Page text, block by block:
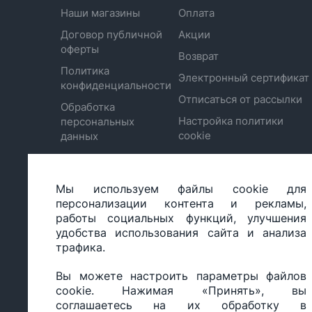
Наши магазины
Договор публичной
оферты
Политика
конфиденциальности
Обработка
персональных
данных
Оплата
Акции
Возврат
Электронный сертификат
Отписаться от рассылки
Настройка политики
cookie
ООО «БИГ СТАР», УНП 490986593
Юридический адрес: 220035, Республика Беларусь,
ул.Тимирязева 65Б, оф.1107Б
Свидетельство о государственной регистрации:
14.03.2017.
Регистрация в Торговом реестре: №494648 от
Заказы, оформленные в рабочий день после 18:00, а
или праздники, обрабатываются на следующий
Мы используем файлы cookie для
персонализации контента и рекламы,
работы социальных функций, улучшения
удобства использования сайта и анализа
трафика.
Вы можете настроить параметры файлов
cookie. Нажимая «Принять», вы
соглашаетесь на их обработку в